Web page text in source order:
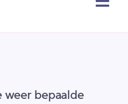
weer bepaalde